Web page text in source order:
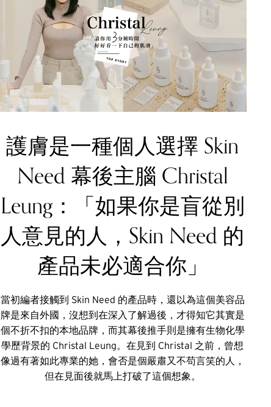
護膚是一種個人選擇 Skin
Need 幕後主腦 Christal
Leung：「如果你是盲從別
人意見的人，Skin Need 的
產品未必適合你」
當初編者接觸到 Skin Need 的產品時，還以為這個美容品
牌是來自外國，沒想到在深入了解過後，才得知它其實是
個不折不扣的本地品牌，而其幕後推手則是擁有生物化學
學歷背景的 Christal Leung。在見到 Christal 之前，曾想
像過有著如此專業的她，會否是個嚴肅又不苟言笑的人，
但在見面後就馬上打破了這個想象。